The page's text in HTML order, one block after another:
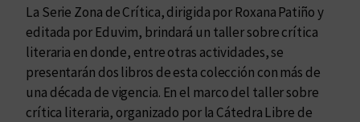
g
r
u
p
o
La Serie Zona de Crítica, dirigida por Roxana Patiño y
editada por Eduvim, brindará un taller sobre crítica
literaria en donde, entre otras actividades, se
presentarán dos libros de esta colección con más de
una década de vigencia. En el marco del taller sobre
crítica literaria, organizado por la Cátedra Libre de